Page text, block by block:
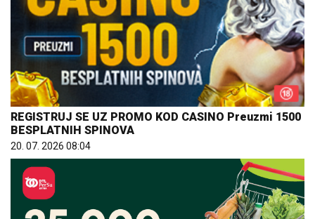
REGISTRUJ SE UZ PROMO KOD CASINO Preuzmi 1500
BESPLATNIH SPINOVA
20. 07. 2026 08:04